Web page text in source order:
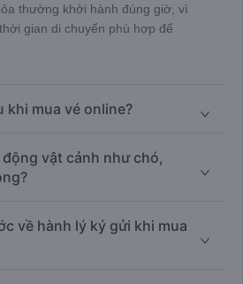
thường khởi hành đúng giờ, vì
gian di chuyển phù hợp để
khi mua vé online?
vật cảnh như chó,
về hành lý ký gửi khi mua